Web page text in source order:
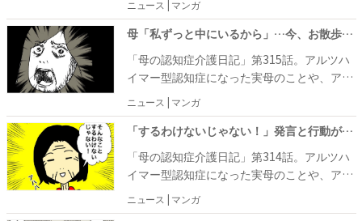
ることに。すると、あーちゃんは「じゃあお
見送りするわ！」と言って、一緒に外へ出よ
うとしたので、ワフウフさんは「ここでいい
から！」と断りますが、「だって私ずっとこ
の中にいるから、気分転換したいのよ！」と
のこと……。どうやらさっきまで散歩を楽し
んでいた記憶がなくなってしまったようで、
ワフウフさんは笑うしかありませんでした。
ウフさん。自身の体験をマンガにしていま
す。 姉・なーにゃんとのお出かけ中、袋入り
の飴を欲しがった母・あーちゃん。「袋入り
の飴はあればあるだけ全部食べちゃうからダ
メ！」と、なーにゃんが言っても、「そんな
ことするわけないじゃない！」と、あーちゃ
んは笑い飛ばします。あまりにもしつこいの
で、なーにゃんが袋入りの飴を預かって会う
たびにひとつ渡すという妥協案を出し、購入
することに。約束通り買った袋入りの飴から
ひとつ渡すと、あっという間にボリボリとか
み砕いて完食。さっき「そんなことするわけ
ニュース | マンガ
母「私ずっと中にいるから」…今、お散歩から帰ってきたばかりですけど #母の認知症介護日記 315
「母の認知症介護日記」第315話。アルツハ
イマー型認知症になった実母のことや、アラ
フィフ主婦の日常をあれこれ書き連ねるワフ
ウフさん。自身の体験をマンガにしていま
す。 ワフウフさんが、母・あーちゃんと一緒
に施設の近くにある商店街をお散歩していた
ときのこと。事前に「来週は糖尿病の検査だ
から、甘いものも果物も絶対に買わない」と
言っていたにもかかわらず、あーちゃんが果
ニュース | マンガ
「するわけないじゃない！」発言と行動がまるで一致しない母にあぜん #母の認知症介護日記 314
「母の認知症介護日記」第314話。アルツハ
イマー型認知症になった実母のことや、アラ
フィフ主婦の日常をあれこれ書き連ねるワフ
ウフさん。自身の体験をマンガにしていま
ニュース | マンガ